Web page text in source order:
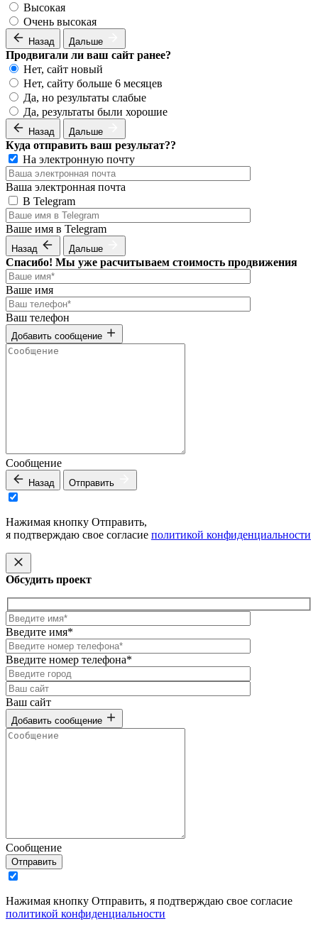
Высокая
Очень высокая
Назад Дальше
Продвигали ли ваш сайт ранее?
Нет, сайт новый
Нет, сайту больше 6 месяцев
Да, но результаты слабые
Да, результаты были хорошие
Назад Дальше
Куда отправить ваш результат??
На электронную почту
Ваша электронная почта
В Telegram
Ваше имя в Telegram
Назад Дальше
Спасибо! Мы уже расчитываем стоимость продвижения
Ваше имя
Ваш телефон
Добавить сообщение
Сообщение
Назад Отправить
Нажимая кнопку Отправить,
я подтверждаю свое согласие политикой конфиденциальности
Обсудить проект
Введите имя*
Введите номер телефона*
Ваш сайт
Добавить сообщение
Сообщение
Отправить
Нажимая кнопку Отправить, я подтверждаю свое согласие
политикой конфиденциальности